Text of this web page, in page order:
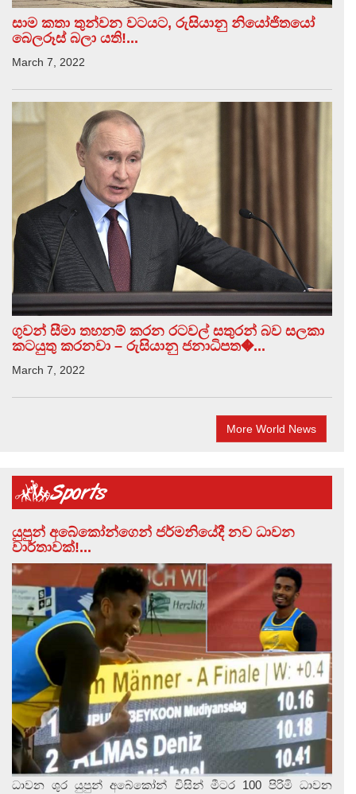
සාම කතා තුන්වන වටයට, රුසියානු නියෝජිතයෝ
බෙලරූස් බලා යති!...
March 7, 2022
ගුවන් සීමා තහනම් කරන රටවල් සතුරන් බව සලකා
කටයුතු කරනවා – රුසියානු ජනාධිපත�...
March 7, 2022
More World News
යුපුන් අබේකෝන්ගෙන් ජර්මනියේදී නව ධාවන
වාර්තාවක්!...
ධාවන ශුර යුපුන් අබේකෝන් විසින් මීටර 100 පිරිමි ධාවන